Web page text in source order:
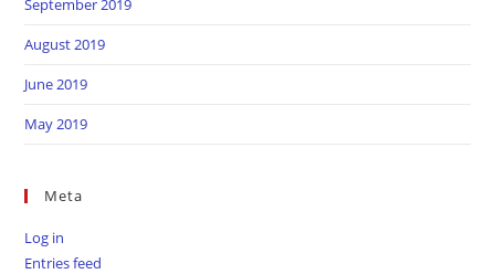
September 2019
August 2019
June 2019
May 2019
Meta
Log in
Entries feed